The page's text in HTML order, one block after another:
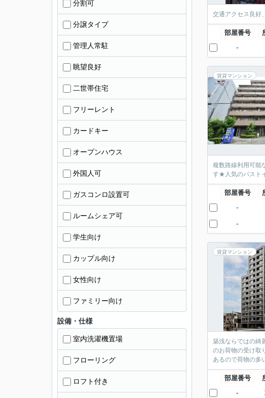
交通アクセス良好
部屋番号
-
賃貸マンション
複数路線利用可能
す★人気のバスト
部屋番号
-
-
賃貸マンション
築浅ならではの綺
のお荷物の受け取
あるので荷物の多
部屋番号
-
分割可
分譲タイプ
管理人常駐
眺望良好
二世帯住宅
フリーレント
カードキー
オープンハウス
外国人可
ガスコンロ設置可
ルームシェア可
学生向け
カップル向け
女性向け
ファミリー向け
設備・仕様
室内洗濯機置場
フローリング
ロフト付き